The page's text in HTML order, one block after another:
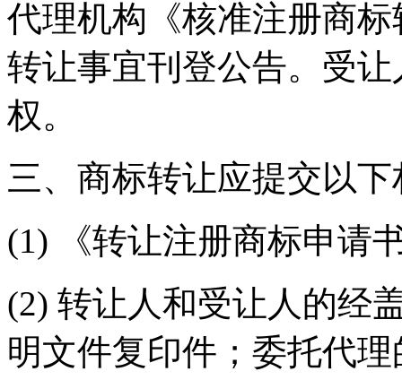
代理机构《核准注册商
转让事宜刊登公告。受
权。
三、商标转让应提交以
(1) 《转让注册商标申请
(2) 转让人和受让人的经
明文件复印件；委托代